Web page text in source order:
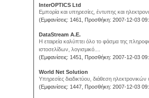
InterOPTICS Ltd
Εμπορία και υπηρεσίες, έντυπης και
(Εμφανίσεις: 1461, Προσθήκη: 2007-12-03
DataStream A.E.
Η εταιρεία καλύπτει όλο το φάσμα της
ιστοσελίδων, λογισμικό....
(Εμφανίσεις: 1451, Προσθήκη: 2007-12-03
World Net Solution
Υπηρεσίες διαδικτύου, διάθεση
(Εμφανίσεις: 1447, Προσθήκη: 2007-12-03